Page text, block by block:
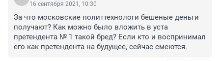
16 сентября 2021, 10:30
За что московские политтехнологи бешеные деньги
получают? Как можно было вложить в уста
претендента № 1 такой бред? Если кто и воспринимал
его как претендента на будущее, сейчас смеются.